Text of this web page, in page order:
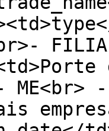
ME<br>